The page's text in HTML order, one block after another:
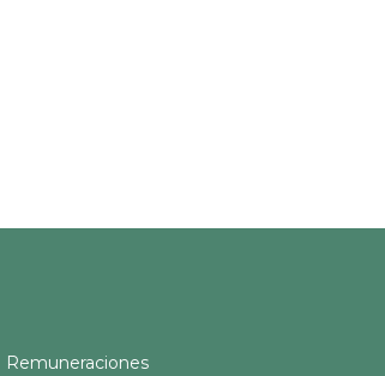
Remuneraciones